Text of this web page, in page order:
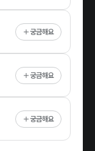
궁금해요
궁금해요
궁금해요